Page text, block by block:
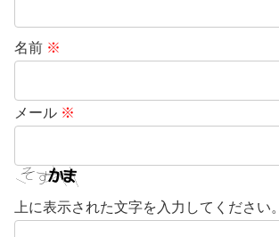
名前 ※
メール ※
上に表示された文字を入力してください。